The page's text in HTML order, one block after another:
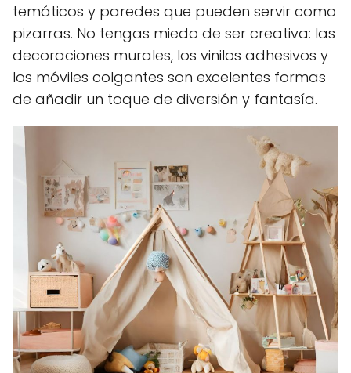
temáticos y paredes que pueden servir como
pizarras. No tengas miedo de ser creativa: las
decoraciones murales, los vinilos adhesivos y
los móviles colgantes son excelentes formas
de añadir un toque de diversión y fantasía.